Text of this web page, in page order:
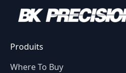
Produits
Where To Buy